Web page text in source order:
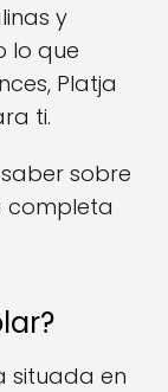
y
lo que
Platja
ti.
sobre
completa
situada en